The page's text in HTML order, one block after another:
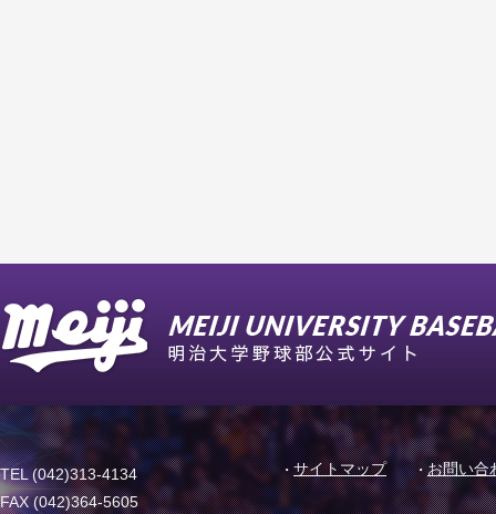
TEL (042)313-4134
FAX (042)364-5605
サイトマップ お問い合